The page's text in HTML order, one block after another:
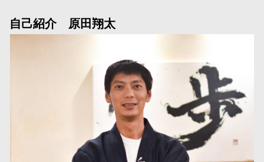
自己紹介 原田翔太